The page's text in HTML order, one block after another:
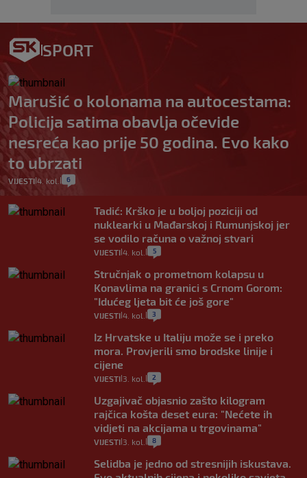
SPORT
Marušić o kolonama na autocestama:
Policija satima obavlja očevide
nesreća kao prije 50 godina. Evo kako
to ubrzati
VIJESTI 4. kol. 6
Tadić: Krško je u boljoj poziciji od
nuklearki u Mađarskoj i Rumunjskoj jer
se vodilo računa o važnoj stvari
VIJESTI 4. kol. 5
Stručnjak o prometnom kolapsu u
Konavlima na granici s Crnom Gorom:
"Idućeg ljeta bit će još gore"
VIJESTI 4. kol. 3
Iz Hrvatske u Italiju može se i preko
mora. Provjerili smo brodske linije i
cijene
VIJESTI 3. kol. 2
Uzgajivač objasnio zašto kilogram
rajčica košta deset eura: "Nećete ih
vidjeti na akcijama u trgovinama"
VIJESTI 3. kol. 8
Selidba je jedno od stresnijih iskustava.